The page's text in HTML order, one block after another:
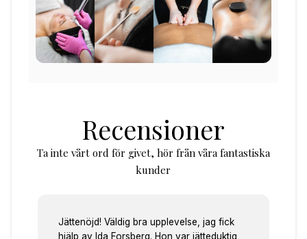
Recensioner
Ta inte vårt ord för givet, hör från våra fantastiska
kunder
Jättenöjd! Väldig bra upplevelse, jag fick
hjälp av Ida Forsberg. Hon var jätteduktig